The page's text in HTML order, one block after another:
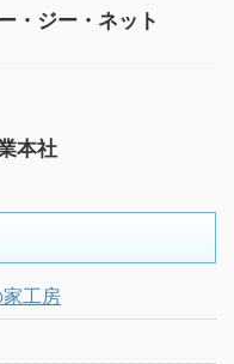
・ジー・ネット
本社
工房